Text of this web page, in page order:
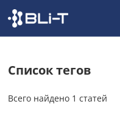
Список тегов
Всего найдено 1 статей